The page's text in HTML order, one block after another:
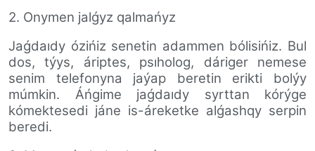
2. Onymen jalǵyz qalmańyz
Jaǵdaıdy ózińiz senetin adammen bólisińiz. Bul
dos, týys, áriptes, psıholog, dáriger nemese
senim telefonyna jaýap beretin erikti
bolýy
múmkin. Áńgime jaǵdaıdy syrttan kórýge
kómektesedi jáne is-áreketke alǵashqy serpin
beredi.